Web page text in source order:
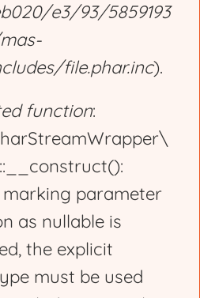
e3/93/5859193
file.phar.inc).
function:
parameter
as nullable is
the explicit
must be used